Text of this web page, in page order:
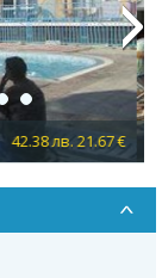
68.45 лв. 35.00 €
Next